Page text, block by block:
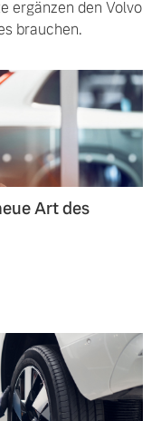
ergänzen den Volvo
brauchen.
Art des